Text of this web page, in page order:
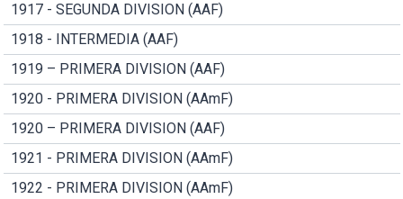
1917 - SEGUNDA DIVISION (AAF)
1918 - INTERMEDIA (AAF)
1919 – PRIMERA DIVISION (AAF)
1920 - PRIMERA DIVISION (AAmF)
1920 – PRIMERA DIVISION (AAF)
1921 - PRIMERA DIVISION (AAmF)
1922 - PRIMERA DIVISION (AAmF)